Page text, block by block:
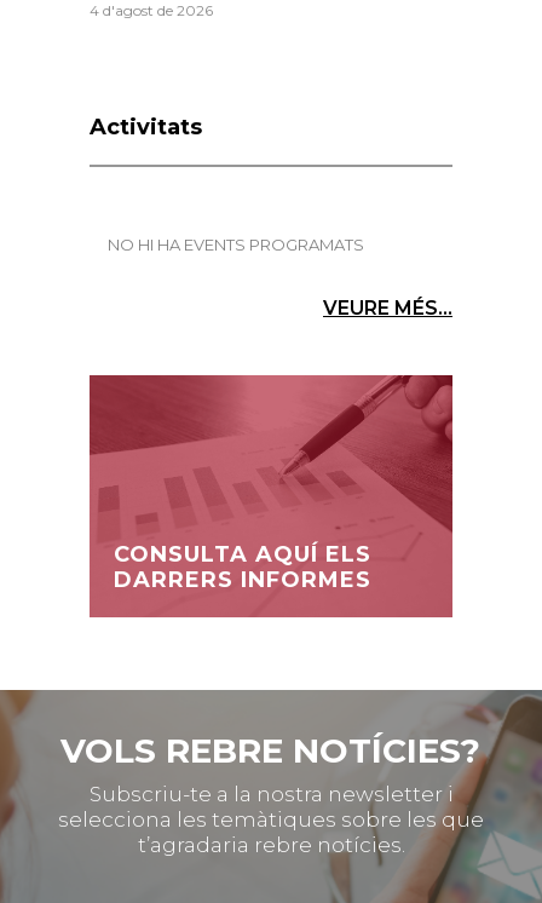
4 d'agost de 2026
Activitats
NO HI HA EVENTS PROGRAMATS
VEURE MÉS...
CONSULTA AQUÍ ELS
DARRERS INFORMES
VOLS REBRE NOTÍCIES?
Subscriu-te a la nostra newsletter i
selecciona les temàtiques sobre les que
t’agradaria rebre notícies.